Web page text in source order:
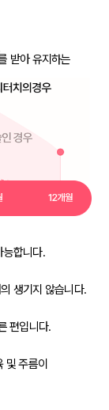
받아 유지하는
능합니다.
생기지 않습니다.
편입니다.
및 주름이